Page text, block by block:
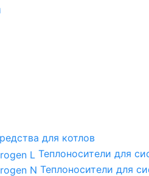
для котлов
Теплоносители для
Теплоносители для